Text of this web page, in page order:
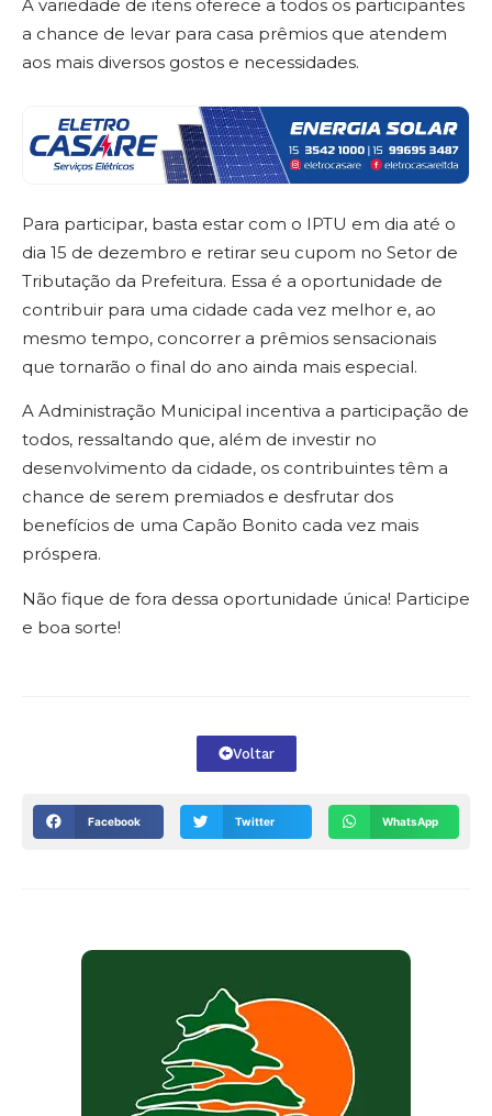
A variedade de itens oferece a todos os participantes
a chance de levar para casa prêmios que atendem
aos mais diversos gostos e necessidades.
Para participar, basta estar com o IPTU em dia até o
dia 15 de dezembro e retirar seu cupom no Setor de
Tributação da Prefeitura. Essa é a oportunidade de
contribuir para uma cidade cada vez melhor e, ao
mesmo tempo, concorrer a prêmios sensacionais
que tornarão o final do ano ainda mais especial.
A Administração Municipal incentiva a participação de
todos, ressaltando que, além de investir no
desenvolvimento da cidade, os contribuintes têm a
chance de serem premiados e desfrutar dos
benefícios de uma Capão Bonito cada vez mais
próspera.
Não fique de fora dessa oportunidade única! Participe
e boa sorte!
Voltar
Facebook Twitter WhatsApp